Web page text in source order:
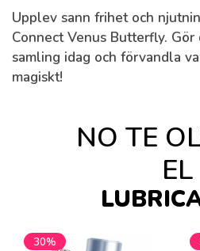
Upplev sann frihet och
Connect Venus Butterfly.
samling idag och förvandla
magiskt!
NO TE
EL
30%